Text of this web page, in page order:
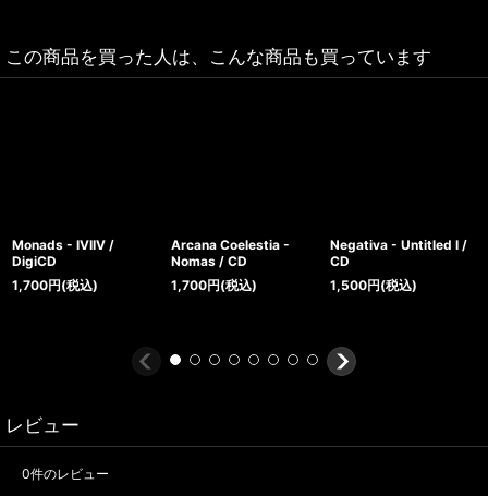
この商品を買った人は、こんな商品も買っています
Monads - IVIIV /
DigiCD
1,700円(税込)
Arcana Coelestia -
Nomas / CD
1,700円(税込)
Negativa - Untitled I /
CD
1,500円(税込)
レビュー
0件のレビュー